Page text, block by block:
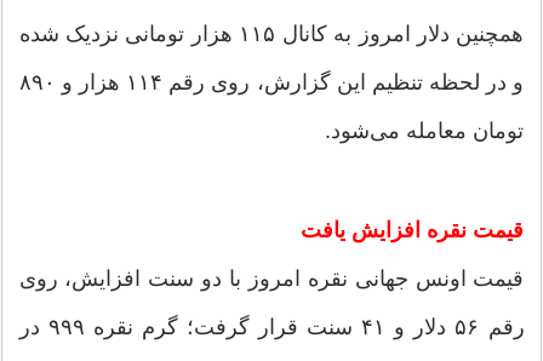
همچنین دلار امروز به کانال ۱۱۵ هزار تومانی نزدیک شده
و در لحظه تنظیم این گزارش، روی رقم ۱۱۴ هزار و ۸۹۰
تومان معامله می‌شود.
قیمت نقره افزایش یافت
قیمت اونس جهانی نقره امروز با دو سنت افزایش،‌ روی
رقم ۵۶ دلار و ۴۱ سنت قرار گرفت؛ گرم نقره ۹۹۹ در